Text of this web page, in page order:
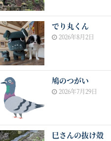
でり丸くん
2026年8月2日
鳩のつがい
2026年7月29日
巳さんの抜け殻